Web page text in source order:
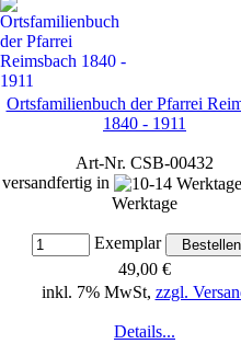
Ortsfamilienbuch der Pfarrei
1840 - 1911
Art-Nr. CSB-00432
versandfertig in
Werktage
Exemplar
49,00 €
inkl. 7% MwSt, zzgl.
Details...